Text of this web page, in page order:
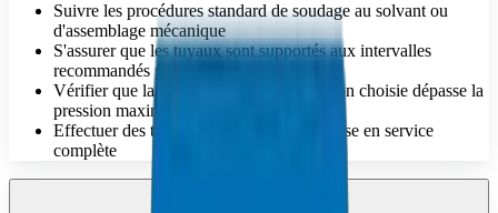
Suivre les procédures standard de soudage au solvant ou
d'assemblage mécanique
S'assurer que les tuyaux sont supportés aux intervalles
recommandés pour éviter l'affaissement
Vérifier que la valeur nominale de pression choisie dépasse la
pression maximale du système
Effectuer des tests de pression avant la mise en service
complète